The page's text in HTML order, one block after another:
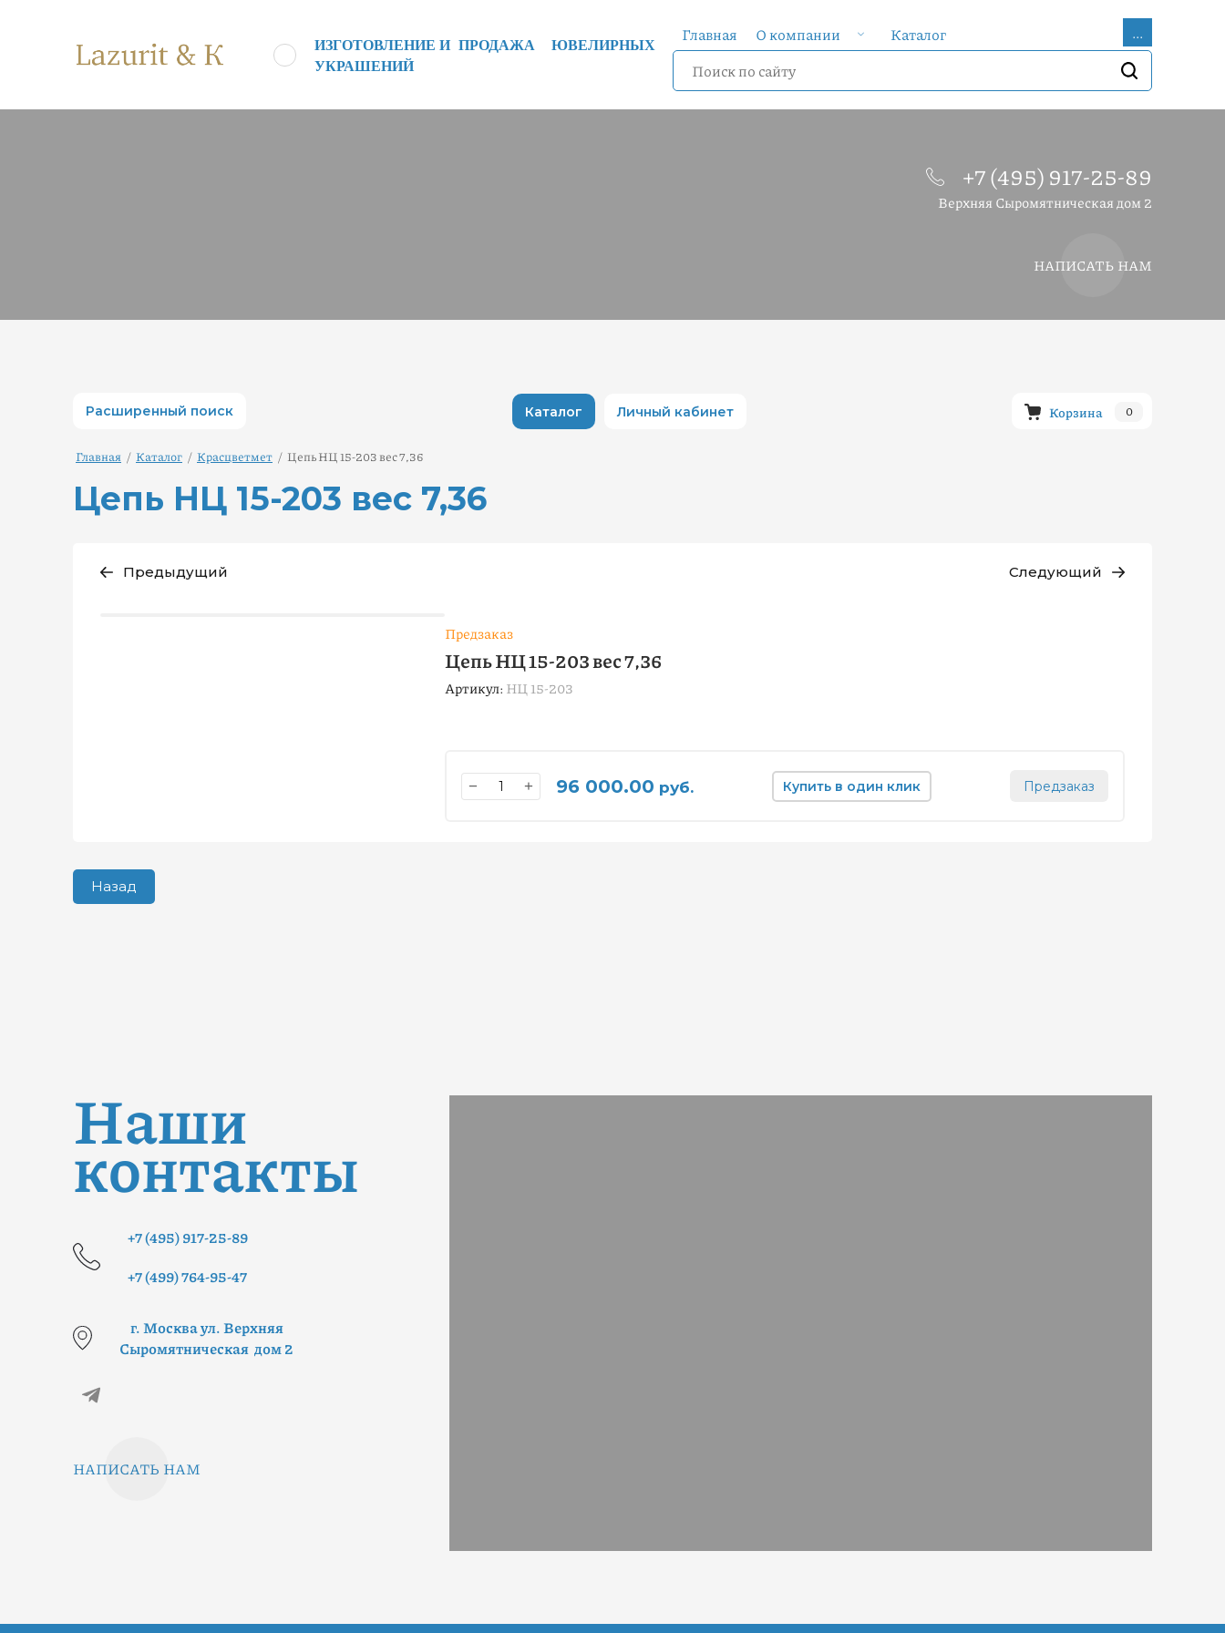
ИЗГОТОВЛЕНИЕ И ПРОДАЖА ЮВЕЛИРНЫХ
УКРАШЕНИЙ
Главная О компании Каталог ...
+7 (495) 917-25-89
Верхняя Сыромятническая дом 2
НАПИСАТЬ НАМ
Расширенный поиск Каталог Личный кабинет Корзина 0
Главная / Каталог / Красцветмет / Цепь НЦ 15-203 вес 7,36
Цепь НЦ 15-203 вес 7,36
Предыдущий Следующий
Предзаказ
Цепь НЦ 15-203 вес 7,36
Артикул: НЦ 15-203
− + 96 000.00 руб. Предзаказ
Купить в один клик
Назад
Наши
контакты
+7 (495) 917-25-89
+7 (499) 764-95-47
г. Москва ул. Верхняя
Сыромятническая дом 2
НАПИСАТЬ НАМ